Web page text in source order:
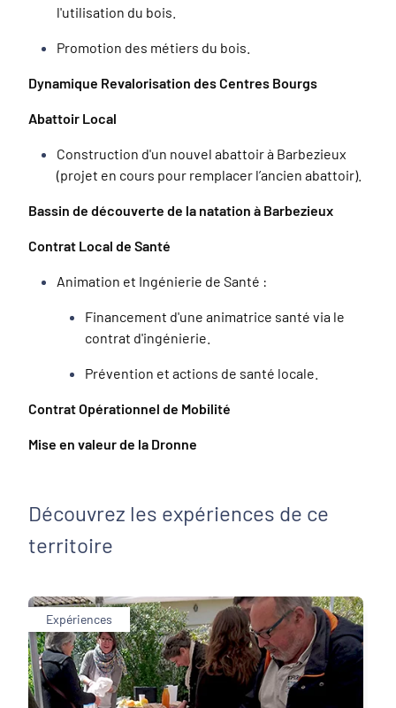
l'utilisation du bois.
Promotion des métiers du bois.
Dynamique Revalorisation des Centres Bourgs
Abattoir Local
Construction d'un nouvel abattoir à Barbezieux
(projet en cours pour remplacer l’ancien abattoir).
Bassin de découverte de la natation à Barbezieux
Contrat Local de Santé
Animation et Ingénierie de Santé :
Financement d'une animatrice santé via le
contrat d'ingénierie.
Prévention et actions de santé locale.
Contrat Opérationnel de Mobilité
Mise en valeur de la Dronne
Découvrez les expériences de ce
territoire
Expériences